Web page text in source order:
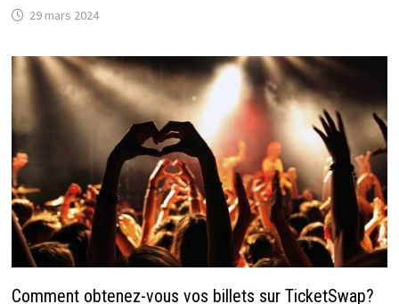
29 mars 2024
Comment obtenez-vous vos billets sur TicketSwap?